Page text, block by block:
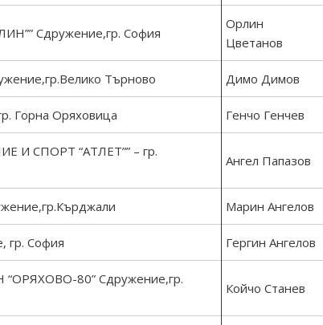
Сдружение,гр. София
Орлин
Цветанов
Търново Димо Димов
Горна Оряховица Генчо Генчев
И СПОРТ “АТЛЕТ”” – гр.
Ангел Папазов
Марин Ангелов
София Гергин Ангелов
80” Сдружение,гр.
Койчо Станев